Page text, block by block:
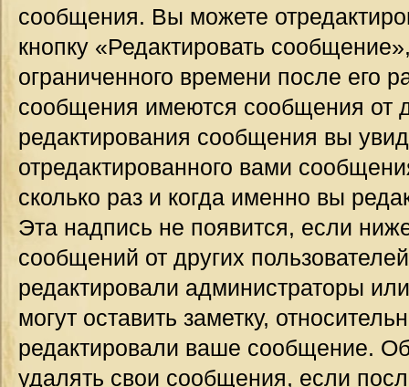
сообщения. Вы можете
кнопку «Редактировать
ограниченного времени после его
сообщения имеются сообщения от
редактирования сообщения вы
отредактированного вами
сколько раз и когда именно вы
Эта надпись не появится, если
сообщений от других
редактировали администраторы
могут оставить заметку,
редактировали ваше сообщение.
удалять свои сообщения, если